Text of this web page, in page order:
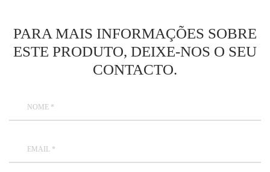
PARA MAIS INFORMAÇÕES SOBRE
ESTE PRODUTO, DEIXE-NOS O SEU
CONTACTO.
NOME *
EMAIL *